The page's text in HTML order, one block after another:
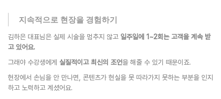
지속적으로 현장을 경험하기
김하은 대표님은 실제 시술을 멈추지 않고 일주일에 1~2회는 고객을 계속 받
고 있어요.
그래야 수강생에게 실질적이고 최신의 조언을 해줄 수 있기 때문이죠.
현장에서 손님을 안 만나면, 콘텐츠가 현실을 못 따라가지 못하는 부분을 인지
하고 노력하고 계셨어요.